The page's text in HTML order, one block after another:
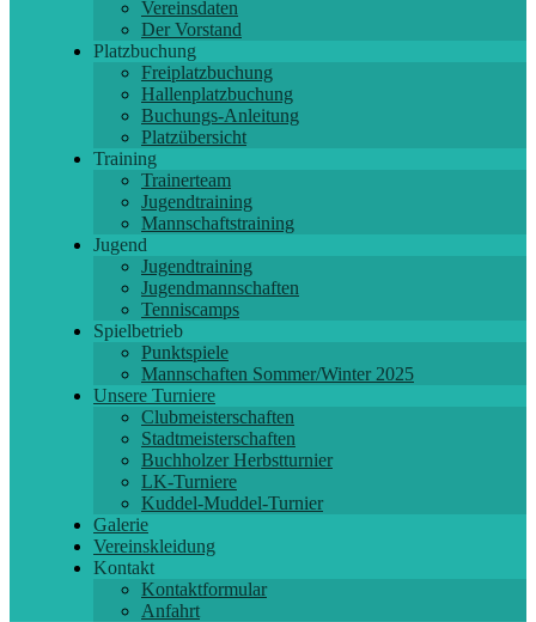
Vereinsdaten
Der Vorstand
Platzbuchung
Freiplatzbuchung
Hallenplatzbuchung
Buchungs-Anleitung
Platzübersicht
Training
Trainerteam
Jugendtraining
Mannschaftstraining
Jugend
Jugendtraining
Jugendmannschaften
Tenniscamps
Spielbetrieb
Punktspiele
Mannschaften Sommer/Winter 2025
Unsere Turniere
Clubmeisterschaften
Stadtmeisterschaften
Buchholzer Herbstturnier
LK-Turniere
Kuddel-Muddel-Turnier
Galerie
Vereinskleidung
Kontakt
Kontaktformular
Anfahrt